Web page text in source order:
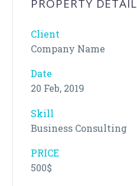
PROPERTY DETAIL
Client
Company Name
Date
20 Feb, 2019
Skill
Business Consulting
PRICE
500$